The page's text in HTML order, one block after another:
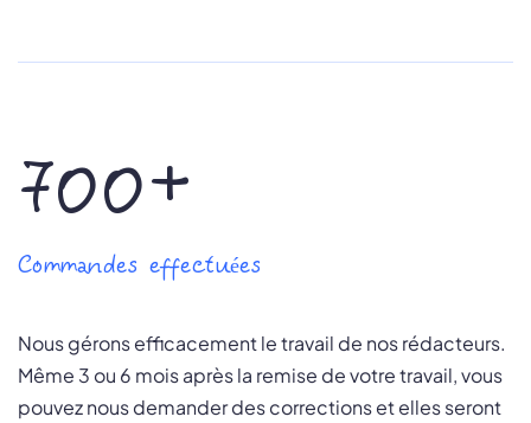
700+
Commandes effectuées
Nous gérons efficacement le travail de nos rédacteurs.
Même 3 ou 6 mois après la remise de votre travail, vous
pouvez nous demander des corrections et elles seront